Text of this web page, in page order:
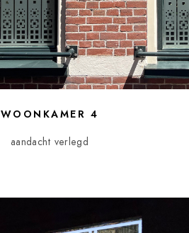
WOONKAMER 4
aandacht verlegd